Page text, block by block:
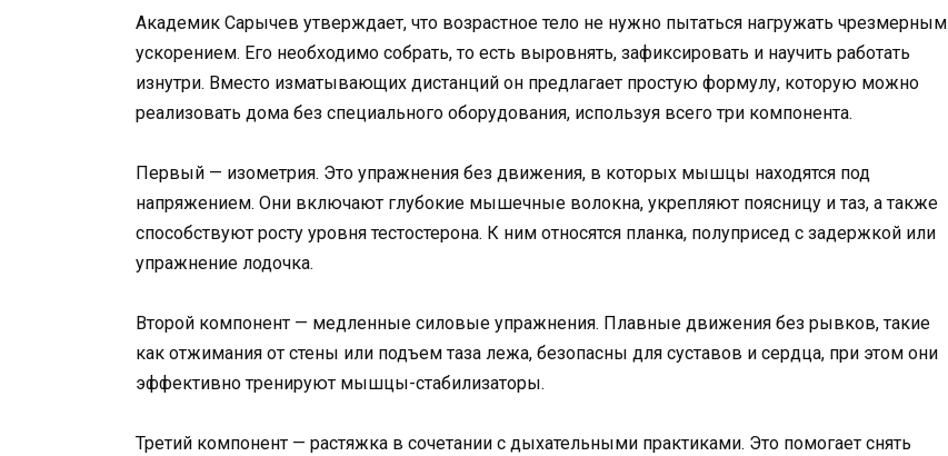
Академик Сарычев утверждает, что возрастное тело не нужно пытаться нагружать чрезмерным
ускорением. Его необходимо собрать, то есть выровнять, зафиксировать и научить работать
изнутри. Вместо изматывающих дистанций он предлагает простую формулу, которую можно
реализовать дома без специального оборудования, используя всего три компонента.
Первый — изометрия. Это упражнения без движения, в которых мышцы находятся под
напряжением. Они включают глубокие мышечные волокна, укрепляют поясницу и таз, а также
способствуют росту уровня тестостерона. К ним относятся планка, полуприсед с задержкой или
упражнение лодочка.
Второй компонент — медленные силовые упражнения. Плавные движения без рывков, такие
как отжимания от стены или подъем таза лежа, безопасны для суставов и сердца, при этом они
эффективно тренируют мышцы-стабилизаторы.
Третий компонент — растяжка в сочетании с дыхательными практиками. Это помогает снять